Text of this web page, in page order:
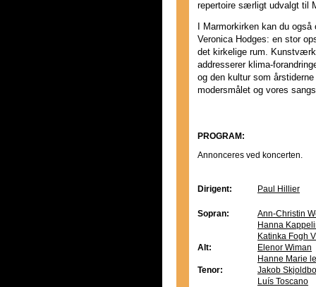
repertoire særligt udvalgt til
I Marmorkirken kan du
Veronica Hodges: en stor
det kirkelige rum.
addresserer klima-
og den kultur som
modersmålet og vores
PROGRAM:
Annonceres ved koncerten.
Dirigent: Paul Hillier
Sopran:
Ann-Christin
Hanna
Katinka Fogh
Alt:
Elenor Wiman
Hanne Marie
Tenor:
Jakob
Luís Toscano